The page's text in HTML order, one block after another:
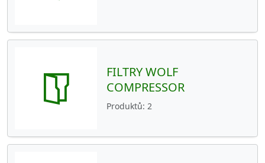
FILTRY WOLF
COMPRESSOR
Produktů 2